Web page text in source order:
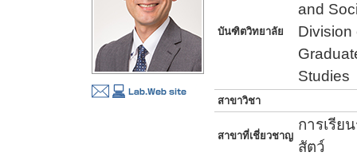
บันฑิตวิทยาลัย
and
Division
Studies
สาขาวิชา
สาขาที่เชี่ยวชาญ
การเรีย
สัตว์